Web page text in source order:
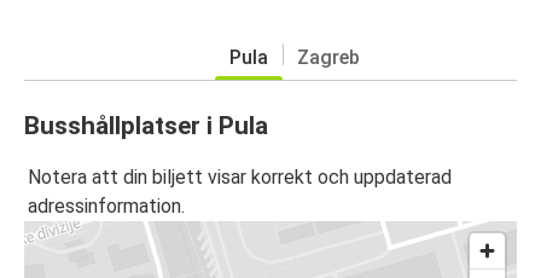
Pula Zagreb
Busshållplatser i Pula
Notera att din biljett visar korrekt och uppdaterad
adressinformation.